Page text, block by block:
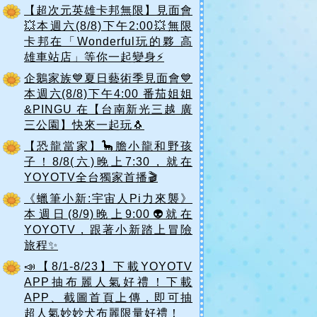
【超次元英雄卡邦無限】見面會
💥本週六(8/8)下午2:00💥無限
卡邦在「Wonderful玩的夥 高
雄車站店」等你一起變身⚡️
企鵝家族💙夏日藝術季見面會💙
本週六(8/8)下午4:00 番茄姐姐
&PINGU 在【台南新光三越 廣
三公園】快來一起玩🐧
【恐龍當家】🦕膽小龍和野孩
子！8/8(六)晚上7:30，就在
YOYOTV全台獨家首播🎬
《蠟筆小新:宇宙人Pi力來襲》
本週日(8/9)晚上9:00👽就在
YOYOTV，跟著小新踏上冒險
旅程✨
📣【8/1-8/23】下載YOYOTV
APP抽布麗人氣好禮！下載
APP、截圖首頁上傳，即可抽
超人氣妙妙犬布麗限量好禮！